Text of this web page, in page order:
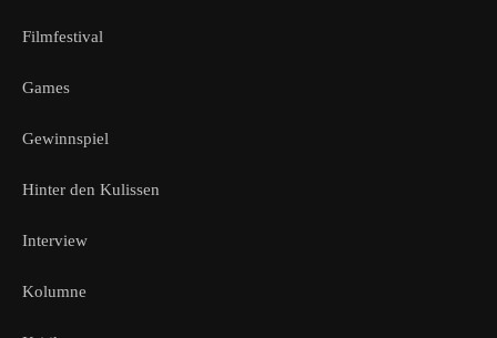
Filmfestival
Games
Gewinnspiel
Hinter den Kulissen
Interview
Kolumne